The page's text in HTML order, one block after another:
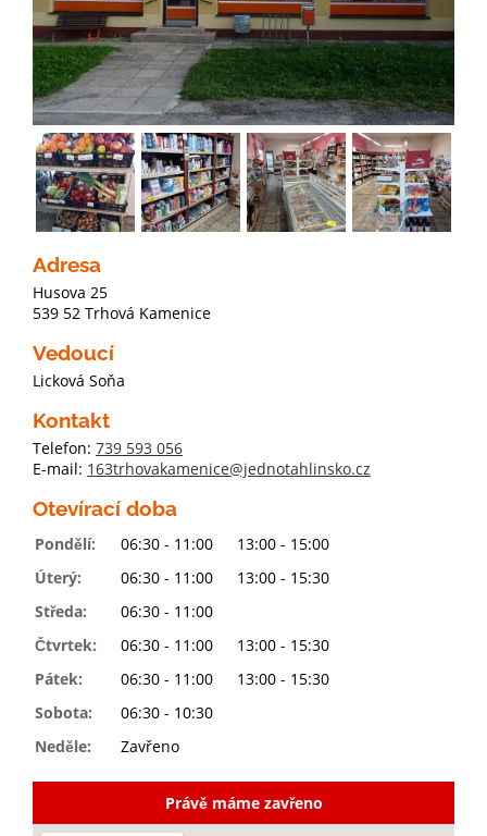
Adresa
Husova 25
539 52 Trhová Kamenice
Vedoucí
Licková Soňa
Kontakt
Telefon: 739 593 056
E-mail: 163trhovakamenice@jednotahlinsko.cz
Otevírací doba
Pondělí: 06:30 - 11:00
13:00 - 15:00
Úterý:
06:30 - 11:00
13:00 - 15:30
Středa:
06:30 - 11:00
Čtvrtek:
06:30 - 11:00
13:00 - 15:30
Pátek:
06:30 - 11:00
13:00 - 15:30
Sobota:
06:30 - 10:30
Neděle:
Zavřeno
Právě máme zavřeno